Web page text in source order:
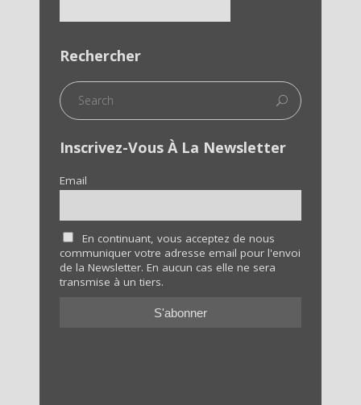
Rechercher
Inscrivez-Vous À La Newsletter
Email
En continuant, vous acceptez de nous
communiquer votre adresse email pour l'envoi
de la Newsletter. En aucun cas elle ne sera
transmise à un tiers.